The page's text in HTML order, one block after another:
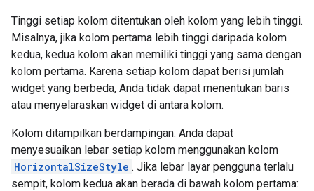
Tinggi setiap kolom ditentukan oleh kolom yang lebih tinggi.
Misalnya, jika kolom pertama lebih tinggi daripada kolom
kedua, kedua kolom akan memiliki tinggi yang sama dengan
kolom pertama. Karena setiap kolom dapat berisi jumlah
widget yang berbeda, Anda tidak dapat menentukan baris
atau menyelaraskan widget di antara kolom.
Kolom ditampilkan berdampingan. Anda dapat
menyesuaikan lebar setiap kolom menggunakan kolom
HorizontalSizeStyle . Jika lebar layar pengguna terlalu
sempit, kolom kedua akan berada di bawah kolom pertama: